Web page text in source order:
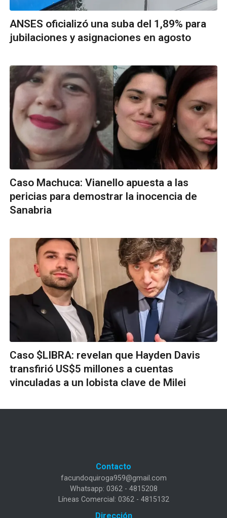
ANSES oficializó una suba del 1,89% para
jubilaciones y asignaciones en agosto
Caso Machuca: Vianello apuesta a las
pericias para demostrar la inocencia de
Sanabria
Caso $LIBRA: revelan que Hayden Davis
transfirió US$5 millones a cuentas
vinculadas a un lobista clave de Milei
Contacto
facundoquiroga959@gmail.com
Whatsapp: 0362 - 4815208
Líneas Comercial: 0362 - 4815132
Dirección